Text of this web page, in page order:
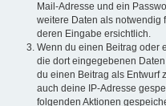
Mail-Adresse und ein
weitere Daten als notwendig
deren Eingabe ersichtlich.
Wenn du einen Beitrag oder
die dort eingegebenen
du einen Beitrag als Entwurf
auch deine IP-Adresse
folgenden Aktionen